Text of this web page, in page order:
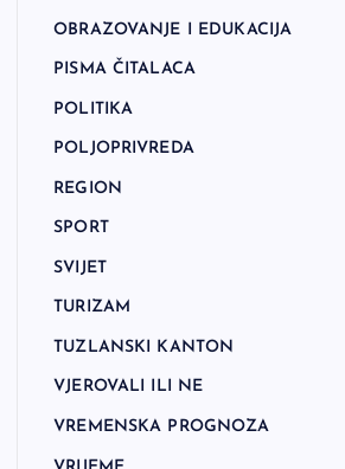
OBRAZOVANJE I EDUKACIJA
PISMA ČITALACA
POLITIKA
POLJOPRIVREDA
REGION
SPORT
SVIJET
TURIZAM
TUZLANSKI KANTON
VJEROVALI ILI NE
VREMENSKA PROGNOZA